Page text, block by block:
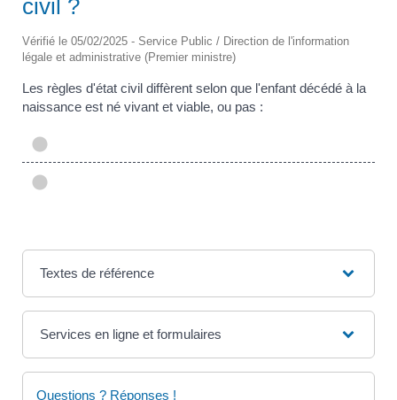
civil ?
Vérifié le 05/02/2025 - Service Public / Direction de l'information
légale et administrative (Premier ministre)
Les règles d'état civil diffèrent selon que l'enfant décédé à la
naissance est né vivant et viable, ou pas :
Textes de référence
Services en ligne et formulaires
Questions ? Réponses !